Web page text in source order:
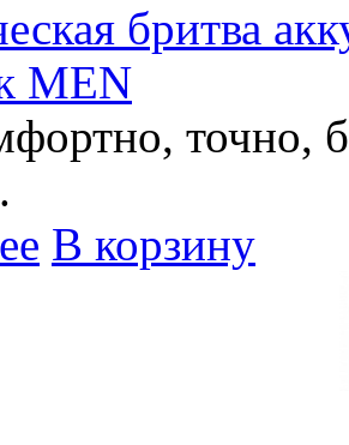
бритва
MEN
точно,
В корзину